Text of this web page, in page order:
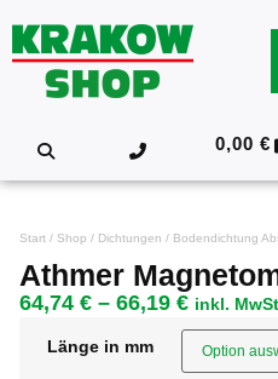
0,00€
Start / Shop / Dichtungen / Bodendichtung
Athmer
64,74 € – 66,19 € inkl.
Länge in mm